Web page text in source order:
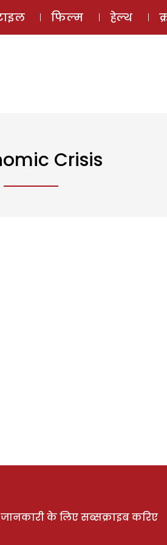
ई-मैगज़ीन
फिल्म हेल्थ
Crisis
के लिए सब्सक्राइब करिए